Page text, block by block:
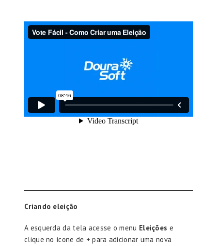
Criando eleição
A esquerda da tela acesse o menu Eleições e
clique no ícone de + para adicionar uma nova